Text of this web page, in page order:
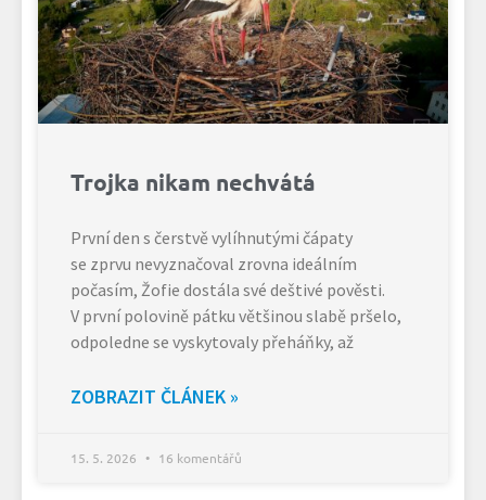
Trojka nikam nechvátá
První den s čerstvě vylíhnutými čápaty
se zprvu nevyznačoval zrovna ideálním
počasím, Žofie dostála své deštivé pověsti.
V první polovině pátku většinou slabě pršelo,
odpoledne se vyskytovaly přeháňky, až
ZOBRAZIT ČLÁNEK »
15. 5. 2026 16 komentářů